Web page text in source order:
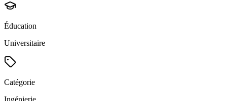
Éducation
Universitaire
Catégorie
Ingénierie